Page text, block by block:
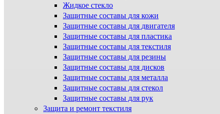
Жидкое стекло
Защитные составы для кожи
Защитные составы для двигателя
Защитные составы для пластика
Защитные составы для текстиля
Защитные составы для резины
Защитные составы для дисков
Защитные составы для металла
Защитные составы для стекол
Защитные составы для рук
Защита и ремонт текстиля